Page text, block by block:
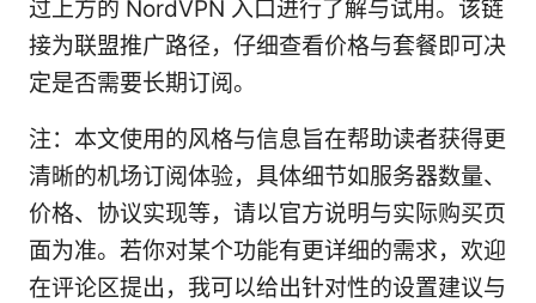
过上方的 NordVPN 入口进行了解与试用。该链
接为联盟推广路径，仔细查看价格与套餐即可决
定是否需要长期订阅。
注：本文使用的风格与信息旨在帮助读者获得更
清晰的机场订阅体验，具体细节如服务器数量、
价格、协议实现等，请以官方说明与实际购买页
面为准。若你对某个功能有更详细的需求，欢迎
在评论区提出，我可以给出针对性的设置建议与